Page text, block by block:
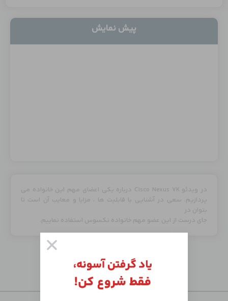
پیش نمایش
در ویدئو Cisco Nexus 7K درباره یکی اعضای مهم این خانواده می
پردازیم. سعی در آشنایی با قابلیت ها ، مزایا و معایب آن است تا
بتوان در
جای درست از این عضو مهم خانواده نکسوس استفاده نماییم.
جدید‌ترین دوره‌ها